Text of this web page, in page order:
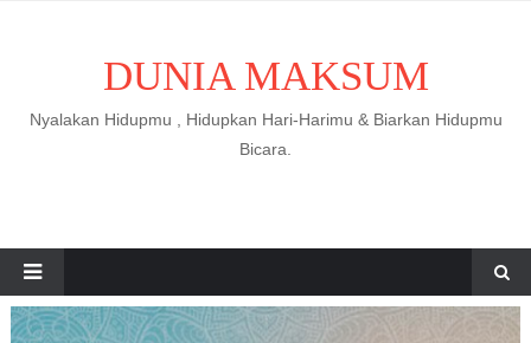
DUNIA MAKSUM
Nyalakan Hidupmu , Hidupkan Hari-Harimu & Biarkan Hidupmu
Bicara.